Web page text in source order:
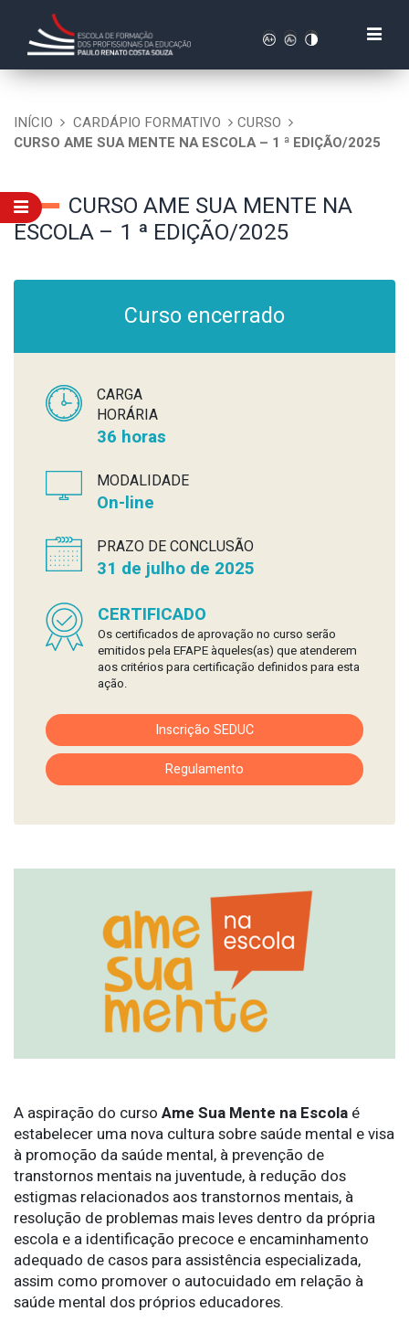
INÍCIO CARDÁPIO FORMATIVO
CURSO
CURSO AME SUA MENTE NA ESCOLA – 1 ª EDIÇÃO/2025
CURSO AME SUA MENTE NA
ESCOLA – 1 ª EDIÇÃO/2025
Curso encerrado
CARGA
HORÁRIA
36 horas
MODALIDADE
On-line
PRAZO DE CONCLUSÃO
31 de julho de 2025
CERTIFICADO
Os certificados de aprovação no curso serão
emitidos pela EFAPE àqueles(as) que atenderem
aos critérios para certificação definidos para esta
ação.
Inscrição SEDUC
Regulamento
A aspiração do curso Ame Sua Mente na Escola é
estabelecer uma nova cultura sobre saúde mental e visa
à promoção da saúde mental, à prevenção de
transtornos mentais na juventude, à redução dos
estigmas relacionados aos transtornos mentais, à
resolução de problemas mais leves dentro da própria
escola e a identificação precoce e encaminhamento
adequado de casos para assistência especializada,
assim como promover o autocuidado em relação à
saúde mental dos próprios educadores.